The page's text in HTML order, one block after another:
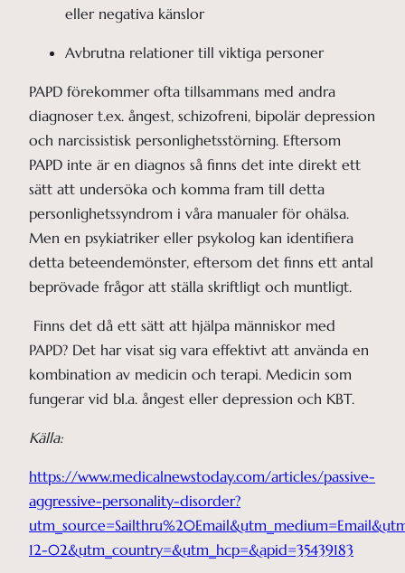
eller negativa känslor
Avbrutna relationer till viktiga personer
PAPD förekommer ofta tillsammans med andra
diagnoser t.ex. ångest, schizofreni, bipolär depression
och narcissistisk personlighetsstörning. Eftersom
PAPD inte är en diagnos så finns det inte direkt ett
sätt att undersöka och komma fram till detta
personlighetssyndrom i våra manualer för ohälsa.
Men en psykiatriker eller psykolog kan identifiera
detta beteendemönster, eftersom det finns ett antal
beprövade frågor att ställa skriftligt och muntligt.
Finns det då ett sätt att hjälpa människor med
PAPD? Det har visat sig vara effektivt att använda en
kombination av medicin och terapi. Medicin som
fungerar vid bl.a. ångest eller depression och KBT.
Källa:
https://www.medicalnewstoday.com/articles/passive-
aggressive-personality-disorder?
12-02&utm_country=&utm_hcp=&apid=35439183